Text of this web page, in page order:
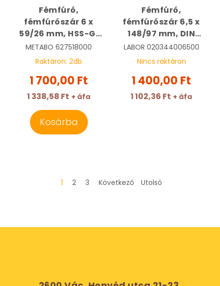
Fémfúró,
fémfúrószár 6 x
59/26 mm, HSS-G,
bitbefogású,
köszörült,
627518000
METABO 627518000
Raktáron: 2db
1 700,00 Ft
1 338,58 Ft + áfa
Kosárba
Fémfúró,
fémfúrószár 6,5 x
148/97 mm, DIN
340, HSS-G,
hosszított | LABOR
LABOR 020344006500
Nincs raktáron
1 400,00 Ft
1 102,36 Ft + áfa
1 2 3 Következő Utolsó